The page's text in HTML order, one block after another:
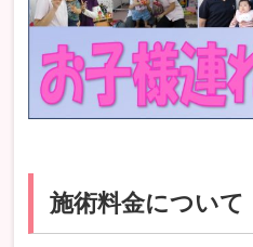
施術料金について